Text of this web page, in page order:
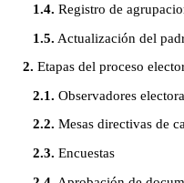
1.4. Registro de
1.5. Actualización del
2. Etapas del proceso
2.1. Observadores
2.2. Mesas directivas de
2.3. Encuestas